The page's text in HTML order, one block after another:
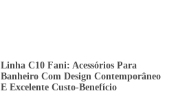
Linha C10 Fani: Acessórios Para
Banheiro Com Design Contemporâneo
E Excelente Custo-Benefício